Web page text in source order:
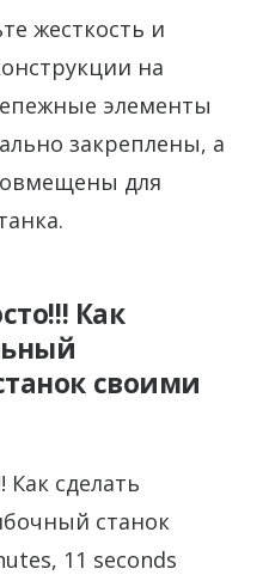
жесткость и
на
элементы
закреплены, а
для
Как
своими
Как сделать
станок
11 seconds